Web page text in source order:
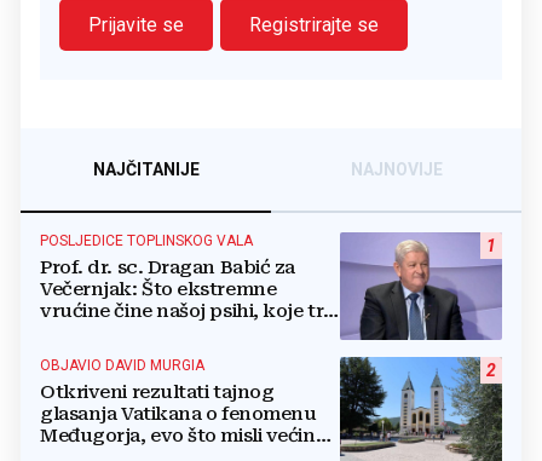
Prijavite se
Registrirajte se
NAJČITANIJE NAJNOVIJE
1
POSLJEDICE TOPLINSKOG VALA
Prof. dr. sc. Dragan Babić za
Večernjak: Što ekstremne
vrućine čine našoj psihi, koje tri
boriti...
2
OBJAVIO DAVID MURGIA
Otkriveni rezultati tajnog
glasanja Vatikana o fenomenu
Međugorja, evo što misli većina